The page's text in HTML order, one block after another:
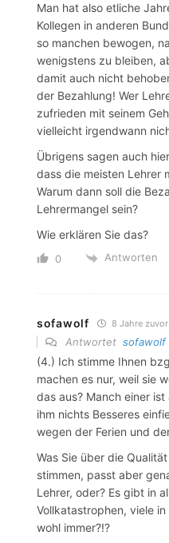
Man hat also etliche
Kollegen in anderen
so manchen bewogen,
wenigstens zu bleiben,
damit auch nicht
der Bezahlung! Wer
zufrieden mit seinem
vielleicht irgendwann
Übrigens sagen auch
dass die meisten Lehrer
Warum dann soll die
Lehrermangel sein?
Wie erklären Sie das?
0 Antworten
sofawolf 8 Jahre zuvor
Antwortet sofawolf
(4.) Ich stimme Ihnen
machen es nur, weil sie
das aus? Manch einer
ihm nichts Besseres
wegen der Ferien und
Was Sie über die
stimmen, passt aber
Lehrer, oder? Es gibt in
Vollkatastrophen, viele
wohl immer?!?